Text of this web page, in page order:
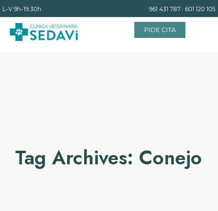
L-V9h-19.30h 961 431 787 · 601 120 105
PIDE CITA
Tag Archives: Conejo